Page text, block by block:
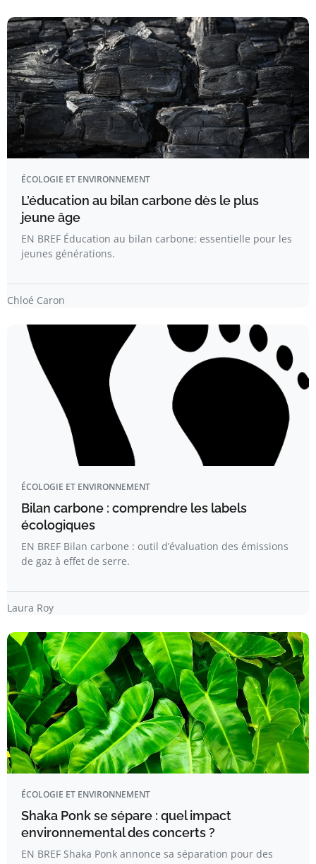
ÉCOLOGIE ET ENVIRONNEMENT
L’éducation au bilan carbone dès le plus
jeune âge
EN BREF Éducation au bilan carbone: essentielle pour les
jeunes générations.
Chloé Caron
ÉCOLOGIE ET ENVIRONNEMENT
Bilan carbone : comprendre les labels
écologiques
EN BREF Bilan carbone : outil d’évaluation des émissions
de gaz à effet de serre.
Laura Roy
ÉCOLOGIE ET ENVIRONNEMENT
Shaka Ponk se sépare : quel impact
environnemental des concerts ?
EN BREF Shaka Ponk annonce sa séparation pour des